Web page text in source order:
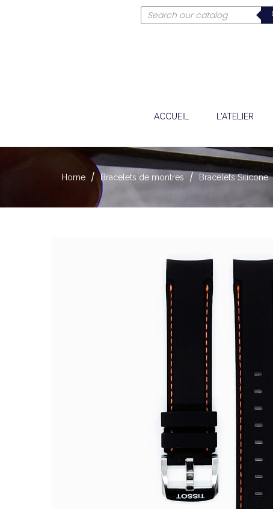
ACCUEIL L'ATELIER
Home Bracelets de montres Bracelets Silicone